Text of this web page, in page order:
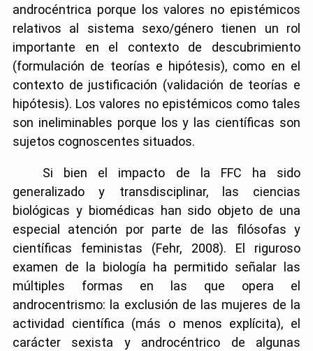
androcéntrica porque los valores no epistémicos
relativos al sistema sexo/género tienen un rol
importante en el contexto de descubrimiento
(formulación de teorías e hipótesis), como en el
contexto de justificación (validación de teorías e
hipótesis). Los valores no epistémicos como tales
son ineliminables porque los y las científicas son
sujetos cognoscentes situados.
Si bien el impacto de la FFC ha sido
generalizado y transdisciplinar, las ciencias
biológicas y biomédicas han sido objeto de una
especial atención por parte de las filósofas y
científicas feministas (Fehr, 2008). El riguroso
examen de la biología ha permitido señalar las
múltiples formas en las que opera el
androcentrismo: la exclusión de las mujeres de la
actividad científica (más o menos explícita), el
carácter sexista y androcéntrico de algunas